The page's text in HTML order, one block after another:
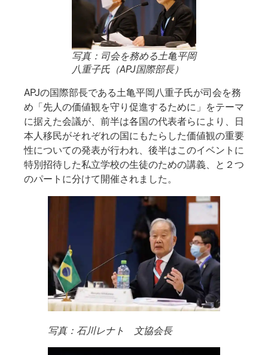
写真：司会を務める土亀平岡
八重子氏（APJ国際部長）
APJの国際部長である土亀平岡八重子氏が司会を務
め「先人の価値観を守り促進するために」をテーマ
に据えた会議が、前半は各国の代表者らにより、日
本人移民がそれぞれの国にもたらした価値観の重要
性についての発表が行われ、後半はこのイベントに
特別招待した私立学校の生徒のための講義、と２つ
のパートに分けて開催されました。
写真：石川レナト 文協会長